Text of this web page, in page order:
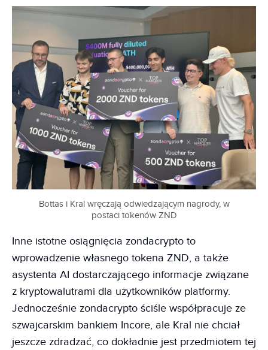
Bottas i Kral wręczają odwiedzającym nagrody, w
postaci tokenów ZND
Inne istotne osiągnięcia zondacrypto to
wprowadzenie własnego tokena ZND, a także
asystenta AI dostarczającego informacje związane
z kryptowalutrami dla użytkowników platformy.
Jednocześnie zondacrypto ściśle współpracuje ze
szwajcarskim bankiem Incore, ale Kral nie chciał
jeszcze zdradzać, co dokładnie jest przedmiotem tej